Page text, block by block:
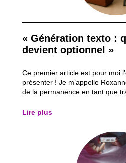
« Génération texto :
devient optionnel »
Ce premier article est pour moi
présenter ! Je m’appelle
de la permanence en tant que
communication puis en
Lire plus